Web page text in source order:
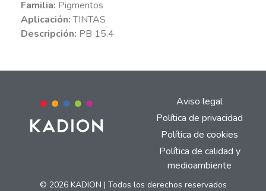
Familia: Pigmentos
Aplicación:TINTAS
Descripción: PB 15.4
Aviso legal
Política de privacidad
Política de cookies
Política de calidad y
medioambiente
© 2026 KADION | Todos los derechos reservados